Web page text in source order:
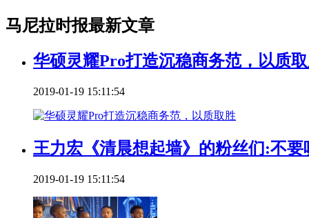
马尼拉时报最新文章
华硕灵耀Pro打造沉稳商务范，以质
2019-01-19 15:11:54
王力宏《清晨想起墙》的粉丝们:不要
2019-01-19 15:11:54